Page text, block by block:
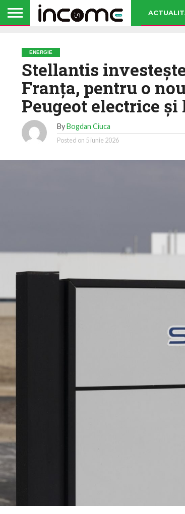
ENERGIE
Stellantis
Franţa, pentru o
Peugeot electrice
ByBogdan Ciuca
Posted on 5 iunie 2026